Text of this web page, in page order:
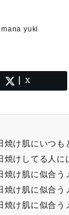
mana yuki
X
焼け肌にいつも
焼けしてる人に
焼け肌に似合
焼け肌に似合
焼け肌に似合